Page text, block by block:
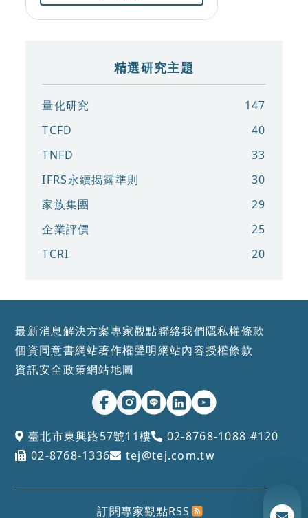
精選研究主題
量化研究
147
TCFD
40
TNFD
33
IFRS永續揭露準則
30
家族集團
29
企業評價
25
TCRI
20
最新消息解決方案專家觀點聯絡我們隱私權條款
個資同意書網站著作權聲明網站內容授權條款
資訊安全政策網站地圖
臺北市東興路57號11樓
02-8768-1088 #120
02-8768-1336
tej@tej.com.tw
訂閱專家觀點RSS